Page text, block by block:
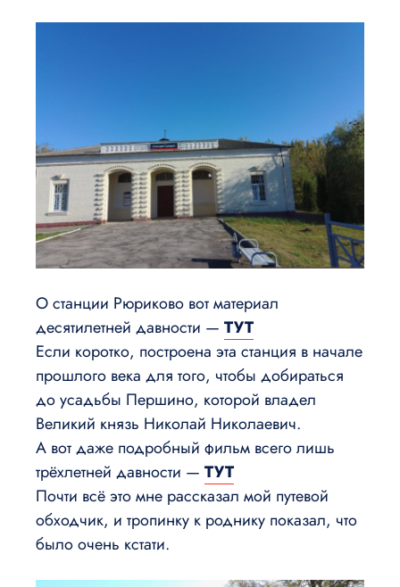
О станции Рюриково вот материал
десятилетней давности — ТУТ
Если коротко, построена эта станция в начале
прошлого века для того, чтобы добираться
до усадьбы Першино, которой владел
Великий князь Николай Николаевич.
А вот даже подробный фильм всего лишь
трёхлетней давности — ТУТ
Почти всё это мне рассказал мой путевой
обходчик, и тропинку к роднику показал, что
было очень кстати.